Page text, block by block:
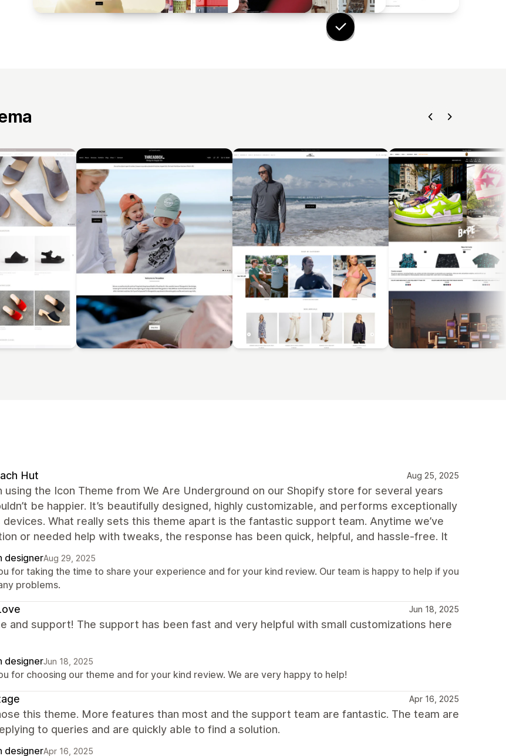
Hut Aug 25, 2025
using the Icon Theme from We Are Underground on our Shopify store for several years
be happier. It’s beautifully designed, highly customizable, and performs exceptionally
What really sets this theme apart is the fantastic support team. Anytime we’ve
or needed help with tweaks, the response has been quick, helpful, and hassle-free. It
designerAug 29, 2025
for taking the time to share your experience and for your kind review. Our team is happy to help if you
problems.
Jun 18, 2025
and support! The support has been fast and very helpful with small customizations here
designerJun 18, 2025
for choosing our theme and for your kind review. We are very happy to help!
Apr 16, 2025
this theme. More features than most and the support team are fantastic. The team are
to queries and are quickly able to find a solution.
designerApr 16, 2025